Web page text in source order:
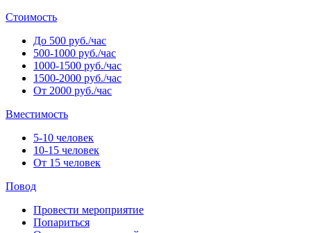
Стоимость
До 500 руб./час
500-1000 руб./час
1000-1500 руб./час
1500-2000 руб./час
От 2000 руб./час
Вместимость
5-10 человек
10-15 человек
От 15 человек
Повод
Провести мероприятие
Попариться